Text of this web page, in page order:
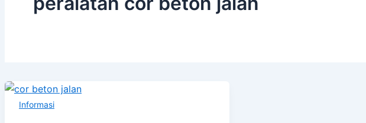
Informasi